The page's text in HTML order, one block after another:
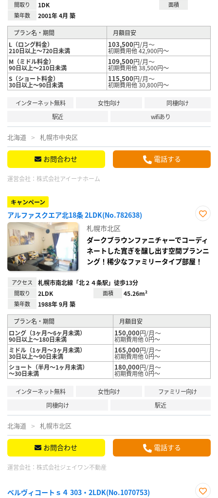
間取り 1DK
面積
築年数
2001年 4月 築
プラン名・期間
月額目安
L（ロング料金）
210日以上～720日未満
103,500円/月～
初期費用他 42,900円～
M（ミドル料金）
90日以上～210日未満
109,500円/月～
初期費用他 38,500円～
S（ショート料金）
30日以上～90日未満
115,500円/月～
初期費用他 30,800円～
インターネット無料 女性向け
同棲向け
駅近
wifiあり
北海道 札幌市中央区
お問合わせ 電話する
運営会社： 株式会社アイーナホーム
キャンペーン
アルファスクエア北18条 2LDK(No.782638)
り登
録
札幌市北区
ダークブラウンファニチャーでコーディ
ネートした寛ぎを醸し出す空間プランニ
ング！稀少なファミリータイプ部屋！
アクセス 札幌市南北線「北２４条駅」徒歩13分
間取り 2LDK 面積 45.26m²
築年数 1988年 9月 築
プラン名・期間
月額目安
ロング（3ヶ月～6ヶ月未満）
90日以上～180日未満
150,000円/月～
初期費用他 0円～
ミドル（1ヶ月～3ヶ月未満）
30日以上～90日未満
165,000円/月～
初期費用他 0円～
ショート（半月～1ヶ月未満）
～30日未満
180,000円/月～
初期費用他 0円～
インターネット無料 女性向け
ファミリー向け
同棲向け
駅近
北海道 札幌市北区
お問合わせ 電話する
運営会社： 株式会社ジェイワン不動産
ベルヴィコートｓ４ 303・2LDK(No.1070753)